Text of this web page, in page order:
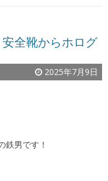
全靴からホログ
2025年7月9日
鉄男です！